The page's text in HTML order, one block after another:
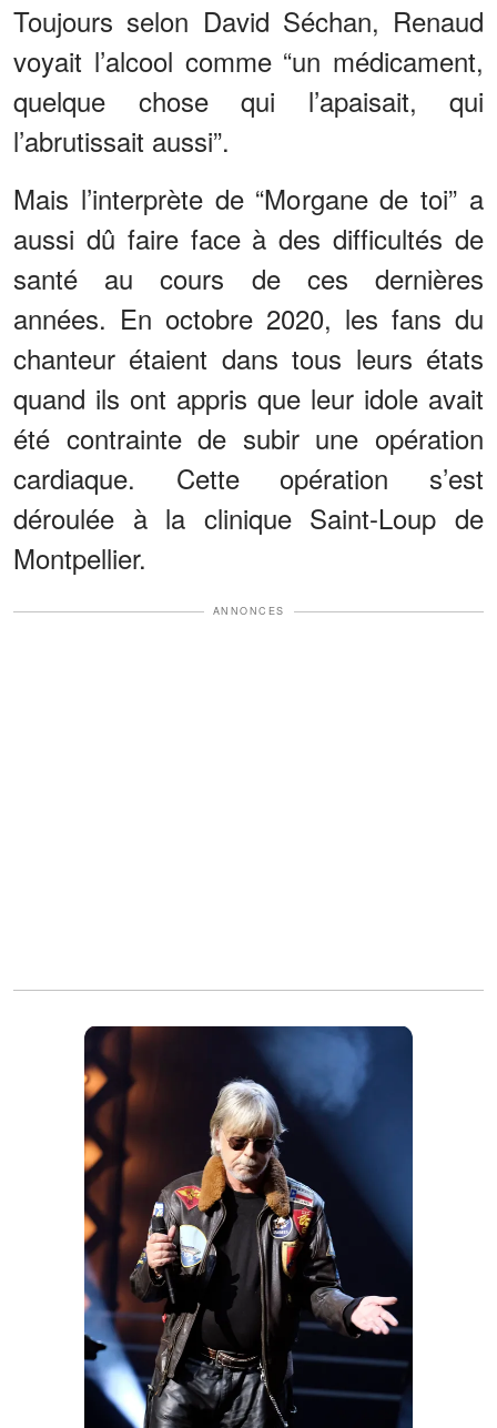
Toujours selon David Séchan, Renaud
voyait l’alcool comme “un médicament,
quelque chose qui l’apaisait, qui
l’abrutissait aussi”.
Mais l’interprète de “Morgane de toi” a
aussi dû faire face à des difficultés de
santé au cours de ces dernières
années. En octobre 2020, les fans du
chanteur étaient dans tous leurs états
quand ils ont appris que leur idole avait
été contrainte de subir une opération
cardiaque. Cette opération s’est
déroulée à la clinique Saint-Loup de
Montpellier.
ANNONCES